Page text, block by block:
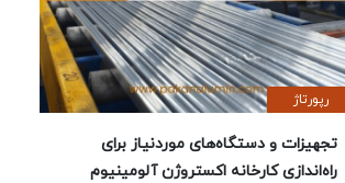
رپورتاژ
تجهیزات و دستگاه‌های موردنیاز برای
راه‌اندازی کارخانه اکستروژن آلومینیوم